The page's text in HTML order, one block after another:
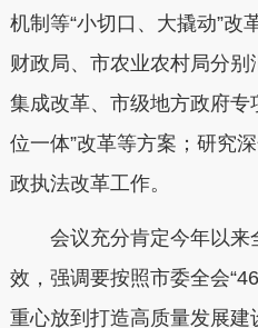
机制等“小切口、大撬动”改
财政局、市农业农村局分
集成改革、市级地方政府专
位一体”改革等方案；研究
政执法改革工作。
会议充分肯定今年以
效，强调要按照市委全会
重心放到打造高质量发展